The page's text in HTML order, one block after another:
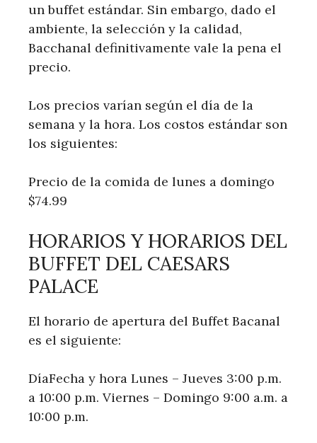
un buffet estándar. Sin embargo, dado el
ambiente, la selección y la calidad,
Bacchanal definitivamente vale la pena el
precio.
Los precios varían según el día de la
semana y la hora. Los costos estándar son
los siguientes:
Precio de la comida de lunes a domingo
$74.99
HORARIOS Y HORARIOS DEL
BUFFET DEL CAESARS
PALACE
El horario de apertura del Buffet Bacanal
es el siguiente:
DíaFecha y hora Lunes – Jueves 3:00 p.m.
a 10:00 p.m. Viernes – Domingo 9:00 a.m. a
10:00 p.m.